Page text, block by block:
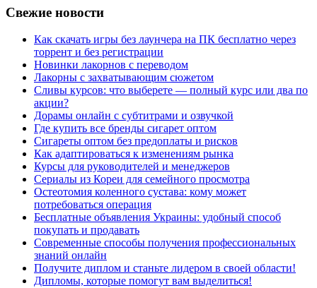
Свежие новости
Как скачать игры без лаунчера на ПК бесплатно через
торрент и без регистрации
Новинки лакорнов с переводом
Лакорны с захватывающим сюжетом
Сливы курсов: что выберете — полный курс или два по
акции?
Дорамы онлайн с субтитрами и озвучкой
Где купить все бренды сигарет оптом
Сигареты оптом без предоплаты и рисков
Как адаптироваться к изменениям рынка
Курсы для руководителей и менеджеров
Сериалы из Кореи для семейного просмотра
Остеотомия коленного сустава: кому может
потребоваться операция
Бесплатные объявления Украины: удобный способ
покупать и продавать
Современные способы получения профессиональных
знаний онлайн
Получите диплом и станьте лидером в своей области!
Дипломы, которые помогут вам выделиться!